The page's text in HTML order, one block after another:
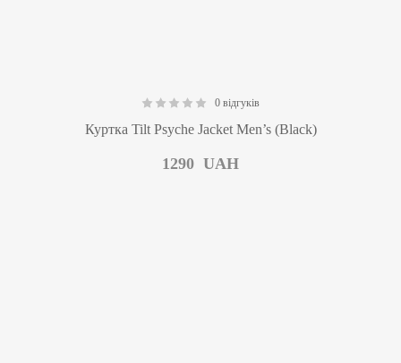
0 відгуків
Куртка Tilt Psyche Jacket Men’s (Black)
1290 UAH